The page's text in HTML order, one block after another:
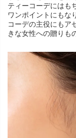
ティーコーデにはも
ワンポイントにもな
コーデの主役にもア
きな女性への贈りも